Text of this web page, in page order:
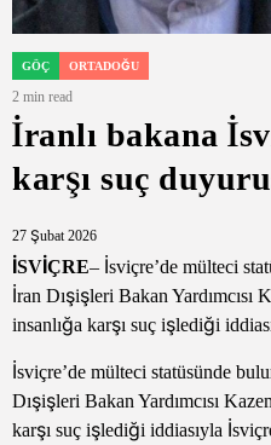
POSTED
IN
GÖÇ ORTADOĞU
Estimated
read
time
2 min read
İranlı bakana
karşı suç
27 Şubat 2026
İSVİÇRE– İsviçre’de mülteci
İran Dışişleri Bakan Yardımcısı
insanlığa karşı suç işlediği
İsviçre’de mülteci statüsünde
Dışişleri Bakan Yardımcısı
karşı suç işlediği iddiasıyla